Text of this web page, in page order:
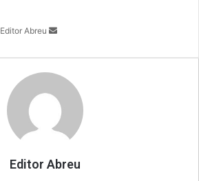
Editor Abreu
a
i
Editor Abreu